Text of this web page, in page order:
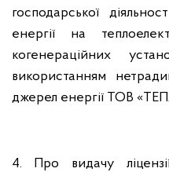
господарської
енергії на
когенераційних
використанням
джерел енергії ТОВ
4. Про видачу